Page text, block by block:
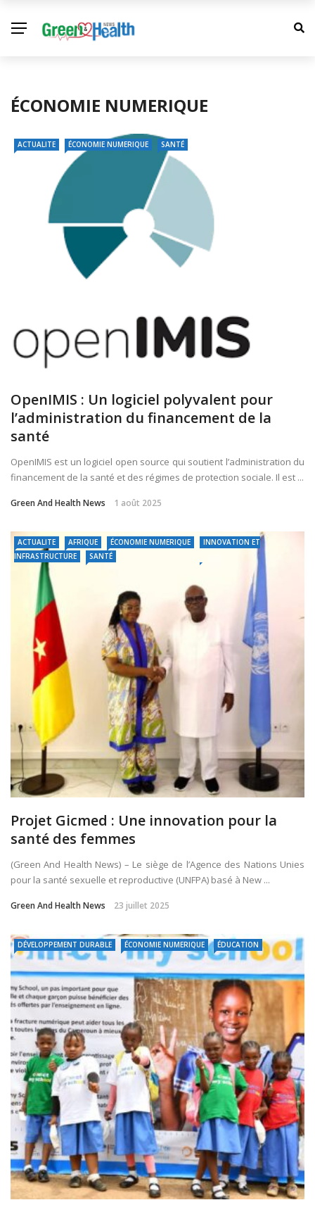
ÉCONOMIE NUMERIQUE
ACTUALITE ÉCONOMIE NUMERIQUE SANTÉ
OpenIMIS : Un logiciel polyvalent pour
l’administration du financement de la
santé
OpenIMIS est un logiciel open source qui soutient l’administration du
financement de la santé et des régimes de protection sociale. Il est ...
Green And Health News 1 août 2025
ACTUALITE AFRIQUE ÉCONOMIE NUMERIQUE
INNOVATION ET
INFRASTRUCTURE
SANTÉ
Projet Gicmed : Une innovation pour la
santé des femmes
(Green And Health News) – Le siège de l’Agence des Nations Unies
pour la santé sexuelle et reproductive (UNFPA) basé à New ...
Green And Health News 23 juillet 2025
DÉVELOPPEMENT DURABLE ÉCONOMIE NUMERIQUE ÉDUCATION